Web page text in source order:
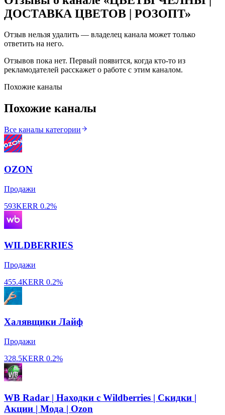
ДОСТАВКА ЦВЕТОВ | РОЗОПТ»
Отзыв нельзя удалить — владелец канала может только
ответить на него.
Отзывов пока нет. Первый появится, когда кто-то из
рекламодателей расскажет о работе с этим каналом.
Похожие каналы
Похожие каналы
Все каналы категории
OZON
Продажи
593KERR 0.2%
WILDBERRIES
Продажи
455.4KERR 0.2%
Халявщики Лайф
Продажи
328.5KERR 0.2%
WB Radar | Находки с Wildberries | Скидки |
Акции | Мода | Ozon